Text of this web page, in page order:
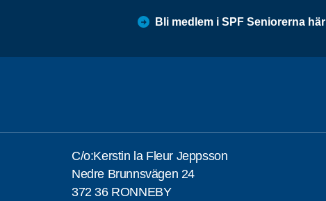
Bli medlem i SPF Seniorerna här
C/o:Kerstin la Fleur Jeppsson
Nedre Brunnsvägen 24
372 36 RONNEBY